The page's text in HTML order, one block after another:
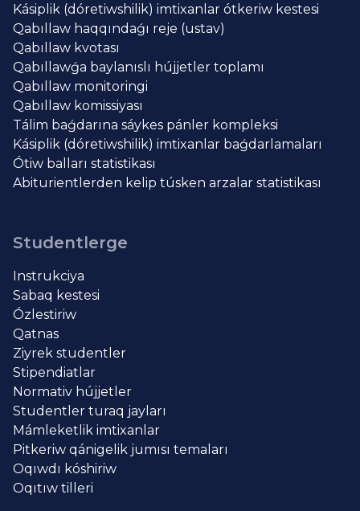
Kásiplik (dóretiwshilik) imtixanlar ótkeriw kestesi
Qabıllaw haqqındaǵı reje (ustav)
Qabıllaw kvotası
Qabıllawǵa baylanıslı hújjetler toplamı
Qabıllaw monitoringi
Qabıllaw komissiyası
Tálim baǵdarına sáykes pánler kompleksi
Kásiplik (dóretiwshilik) imtixanlar baǵdarlamaları
Ótiw balları statistikası
Abiturientlerden kelip túsken arzalar statistikası
Studentlerge
Instrukciya
Sabaq kestesi
Ózlestiriw
Qatnas
Ziyrek studentler
Stipendiatlar
Normativ hújjetler
Studentler turaq jayları
Mámleketlik imtixanlar
Pitkeriw qánigelik jumısı temaları
Oqıwdı kóshiriw
Oqıtıw tilleri